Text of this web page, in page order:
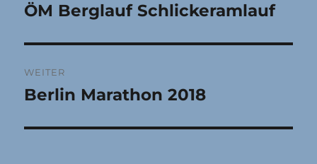
Vorheriger
ÖM Berglauf Schlickeramlauf
WEITER
Nächster
Berlin Marathon 2018